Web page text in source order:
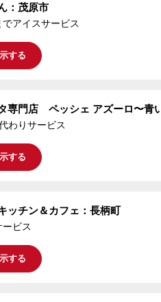
：茂原市
アイスサービス
する
専門店 ペッシェ アズーロ〜青
わりサービス
する
ッチン＆カフェ：長柄町
ビス
する